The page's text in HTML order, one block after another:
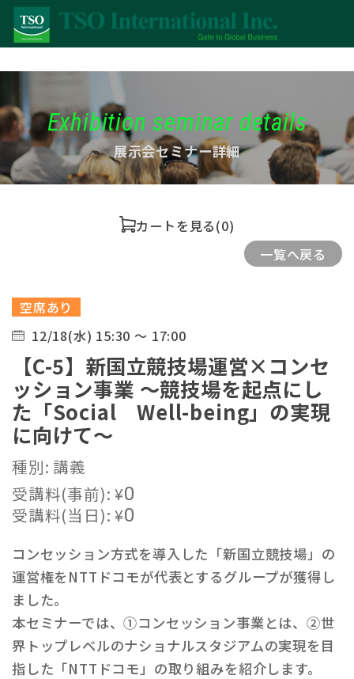
Exhibition seminar details
展示会セミナー詳細
カートを見る(0)
一覧へ戻る
空席あり
12/18(水) 15:30 ～ 17:00
【C-5】新国立競技場運営×コンセ
ッション事業 ～競技場を起点にし
た「Social Well-being」の実現
に向けて～
種別: 講義
受講料(事前):¥0
受講料(当日):¥0
コンセッション方式を導入した「新国立競技場」の
運営権をNTTドコモが代表とするグループが獲得し
ました。
本セミナーでは、①コンセッション事業とは、②世
界トップレベルのナショナルスタジアムの実現を目
指した「NTTドコモ」の取り組みを紹介します。